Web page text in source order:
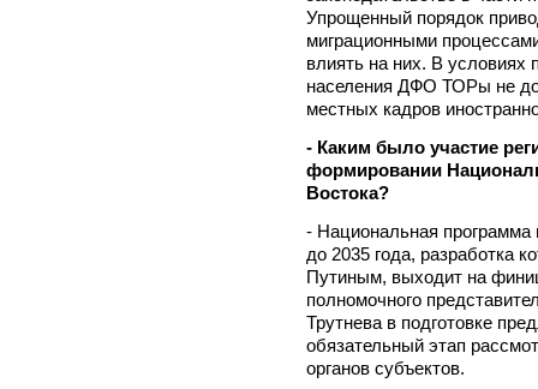
Упрощенный порядок
миграционными
влиять на них. В условиях
населения ДФО ТОРы не
местных кадров
- Каким было участие
формировании
Востока?
- Национальная программа
до 2035 года, разработка
Путиным, выходит на
полномочного
Трутнева в подготовке
обязательный этап
органов субъектов.